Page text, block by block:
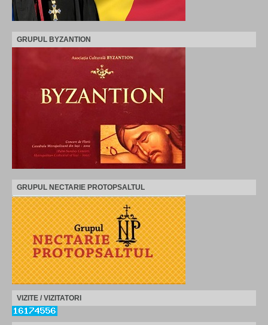
GRUPUL BYZANTION
GRUPUL NECTARIE PROTOPSALTUL
VIZITE / VIZITATORI